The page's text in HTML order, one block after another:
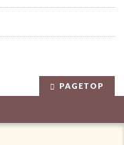
PAGETOP